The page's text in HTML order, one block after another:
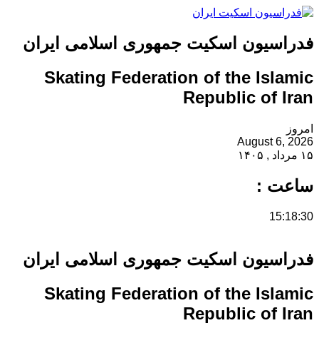
فدراسیون اسکیت جمهوری اسلامی ایران
Skating Federation of the Islamic
Republic of Iran
امروز
August 6, 2026
۱۵ مرداد , ۱۴۰۵
ساعت :
15:18:30
فدراسیون اسکیت جمهوری اسلامی ایران
Skating Federation of the Islamic
Republic of Iran